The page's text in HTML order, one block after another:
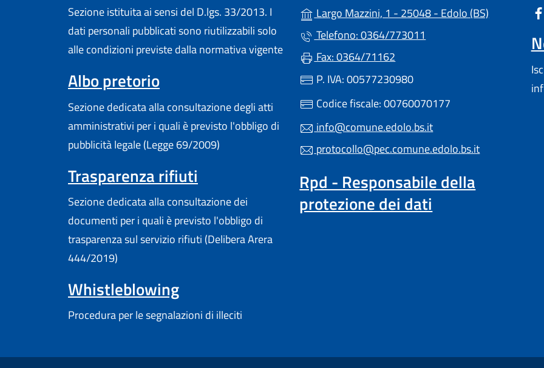
Sezione istituita ai sensi del D.lgs. 33/2013. I
dati personali pubblicati sono riutilizzabili solo
alle condizioni previste dalla normativa vigente
Albo pretorio
Sezione dedicata alla consultazione degli atti
amministrativi per i quali è previsto l'obbligo di
pubblicità legale (Legge 69/2009)
Trasparenza rifiuti
Sezione dedicata alla consultazione dei
documenti per i quali è previsto l'obbligo di
trasparenza sul servizio rifiuti (Delibera Arera
444/2019)
Whistleblowing
Procedura per le segnalazioni di illeciti
Largo Mazzini, 1 - 25048 - Edolo (BS) (apre in
Telefono: 0364/773011
Fax: 0364/71162
P. IVA: 00577230980
Codice fiscale: 00760070177
info@comune.edolo.bs.it
protocollo@pec.comune.edolo.bs.it
Rpd - Responsabile della
protezione dei dati